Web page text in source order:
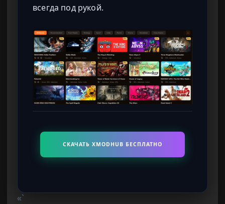
всегда под рукой.
СКАЧАТЬ XMODHUB БЕСПЛАТНО
«`